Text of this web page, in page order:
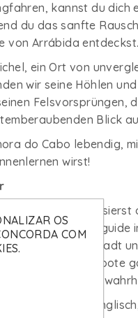
kannst du dich
du das sanfte
von Arrábida entdeckst.
ein Ort von
wir seine Höhlen
Felsvorsprüngen,
Blick
do Cabo lebendig,
wirst!
Legenden
Guide und Audioguide
Küstenstadt
komfortablen Boote
- es ist eine
Spanisch,
OS
COM